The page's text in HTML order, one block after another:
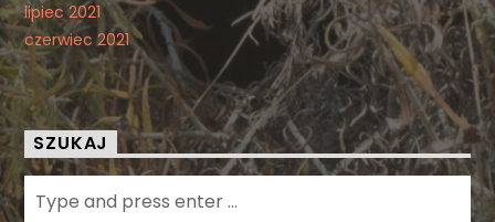
lipiec 2021
czerwiec 2021
SZUKAJ